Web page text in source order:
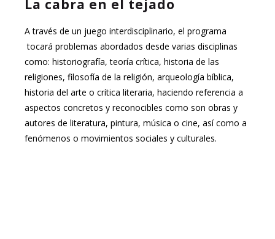
La cabra en el tejado
A través de un juego interdisciplinario, el programa
tocará problemas abordados desde varias disciplinas
como: historiografía, teoría crítica, historia de las
religiones, filosofía de la religión, arqueología bíblica,
historia del arte o crítica literaria, haciendo referencia a
aspectos concretos y reconocibles como son obras y
autores de literatura, pintura, música o cine, así como a
fenómenos o movimientos sociales y culturales.